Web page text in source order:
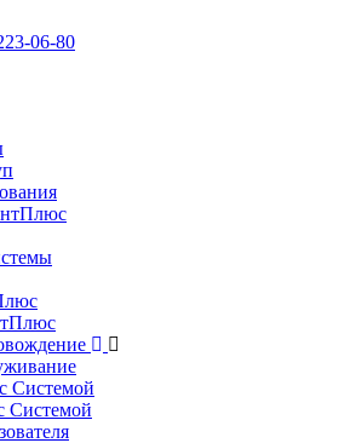
06-80
Системой
Системой